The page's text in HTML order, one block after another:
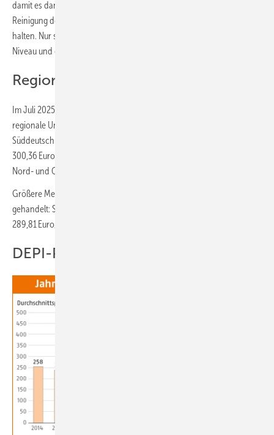
damit es dann auch gereinigt werden kann. Die regelmäßige
Reinigung des Pelletlagers ist essenziell, um den Feinanteil gering zu
halten. Nur so bleibe die Verbrennungsqualität auf konstant hohem
Niveau und die Heizanlage arbeite effizient und störungsfrei.
Regionalpreise für 6 und 26 t
Im Juli 2025 ergeben sich beim Preis für Holzpellets folgende
regionale Unterschiede (bei einer Abnahmemenge von 6 t): In
Süddeutschland beträgt der durchschnittlichen Pelletpreis
300,36 Euro/t. Es folgen Mitteldeutschland mit 303,15 Euro/t sowie
Nord- und Ostdeutschland mit 305,08 Euro/t.
Größere Mengen (26 t) werden im Juli 2025 zu folgenden Konditionen
gehandelt: Süd: 286,62 Euro/t, Mitte: 284,75 Euro/t sowie Nord/Ost:
289,81 Euro/t (alle Preise inkl. Mehrwertsteuer).
DEPI-Pelletpreis